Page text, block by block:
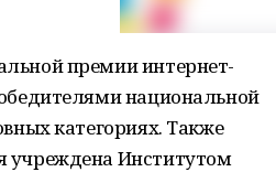
премии интернет-
национальной
категориях. Также
учреждена Институтом